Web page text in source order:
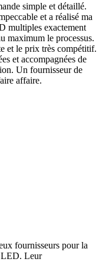
simple et détaillé.
et a réalisé ma
multiples exactement
maximum le processus.
et le prix très compétitif.
et accompagnées de
Un fournisseur de
affaire.
fournisseurs pour la
LED. Leur